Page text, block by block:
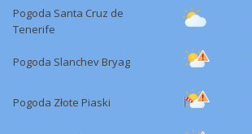
Pogoda Santa Cruz de
Tenerife
Pogoda Slanchev Bryag
Pogoda Złote Piaski